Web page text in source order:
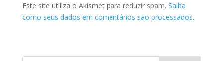
Este site utiliza o Akismet para reduzir spam. Saiba
como seus dados em comentários são processados.